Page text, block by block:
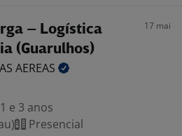
– Logística
(Guarulhos)
17 mai
AEREAS
e 3 anos
Presencial